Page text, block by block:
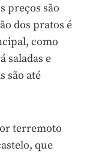
preços são
dos pratos é
como
saladas e
são até
terremoto
que